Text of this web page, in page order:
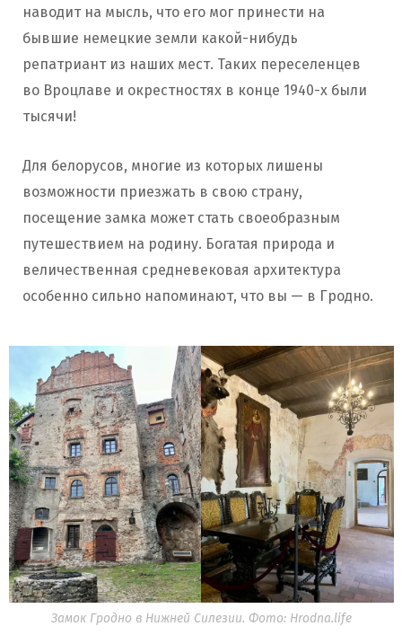
наводит на мысль, что его мог принести на
бывшие немецкие земли какой-нибудь
репатриант из наших мест. Таких переселенцев
во Вроцлаве и окрестностях в конце 1940-х были
тысячи!
Для белорусов, многие из которых лишены
возможности приезжать в свою страну,
посещение замка может стать своеобразным
путешествием на родину. Богатая природа и
величественная средневековая архитектура
особенно сильно напоминают, что вы — в Гродно.
Замок Гродно в Нижней Силезии. Фото: Hrodna.life